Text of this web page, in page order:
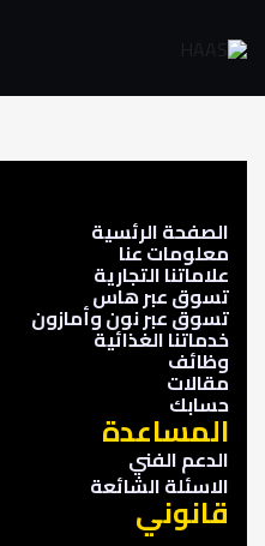
الصفحة الرئسية
معلومات عنا
علاماتنا التجارية
تسوق عبر هاس
تسوق عبر نون وأمازون
خدماتنا الغذائية
وظائف
مقالات
حسابك
المساعدة
الدعم الفني
الاسئلة الشائعة
قانوني